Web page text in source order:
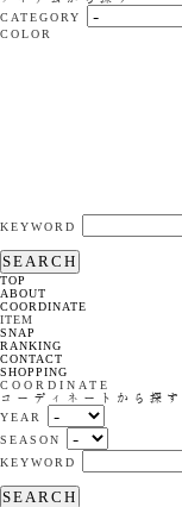
CATEGORY
COLOR
KEYWORD
SEARCH
TOP
ABOUT
COORDINATE
ITEM
SNAP
RANKING
CONTACT
SHOPPING
COORDINATE
コーディネートから探す
YEAR
SEASON
KEYWORD
SEARCH